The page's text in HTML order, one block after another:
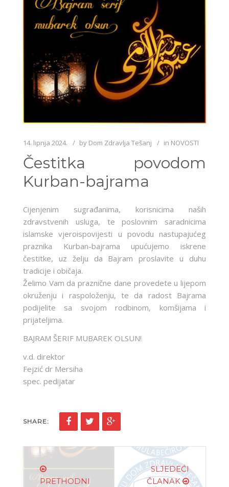
14. lipnja 2024. by Dom Zdravlja Tešanj in NOVOSTI
Čestitka povodom
Kurban-bajrama
Cijenjenim sugrađanima, korisnicima naših
zdravstvenih usluga, te poslovnim saradnicima
islamske vjeroispovijesti u povodu nastupajućeg
praznika Kurban-bajrama upućujemo iskrene
čestitke, uz želju da Bajram proslavite u duhu
tradicije i običaja.
Želimo Vam da praznične dane provedete u lijepom
okruženju i raspoloženju, te da radost Bajrama
podijelite sa svojom rodbinom, komšijama i
prijateljima.
BAJRAM ŠERIF MUBAREK OLSUN!
v.d. direktor
Fejzić dr Mersiha
spec. pedijatar
SHARE:
PRETHODNI
SLJEDEĆI
ČLANAK